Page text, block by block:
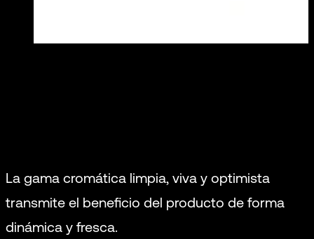
La gama cromática limpia, viva y optimista
transmite el beneficio del producto de forma
dinámica y fresca.